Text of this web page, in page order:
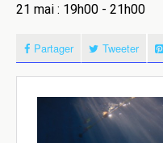
21 mai : 19h00 - 21h00
Partager Tweeter